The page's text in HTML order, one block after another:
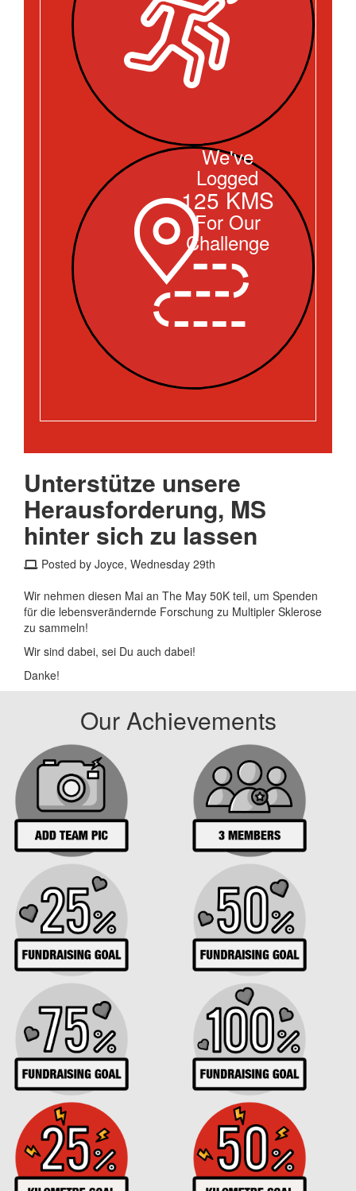
We've
Logged
125 KMS
For Our
Challenge
Unterstütze unsere
Herausforderung, MS
hinter sich zu lassen
Posted by Joyce, Wednesday 29th
Wir nehmen diesen Mai an The May 50K teil, um Spenden
für die lebensverändernde Forschung zu Multipler Sklerose
zu sammeln!
Wir sind dabei, sei Du auch dabei!
Danke!
Our Achievements